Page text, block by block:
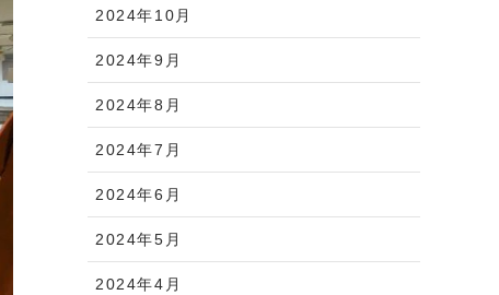
2024年10月
2024年9月
2024年8月
2024年7月
2024年6月
2024年5月
2024年4月